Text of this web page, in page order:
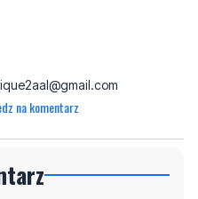
wpis -